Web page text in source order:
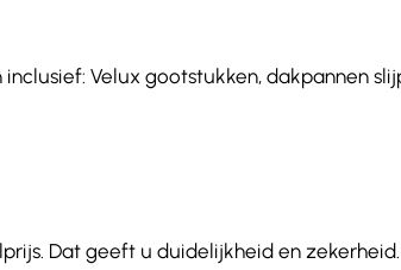
Velux gootstukken, dakpannen
Dat geeft u duidelijkheid en